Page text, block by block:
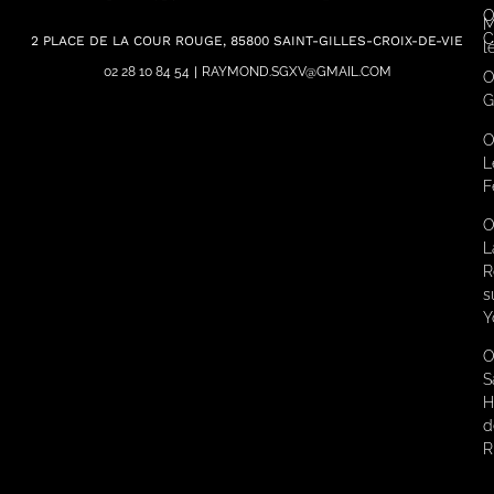
2 PLACE DE LA COUR ROUGE, 85800 SAINT-GILLES-CROIX-DE-VIE
02 28 10 84 54 | RAYMOND.SGXV@GMAIL.COM